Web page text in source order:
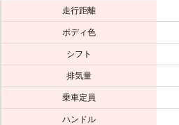
走行距離
ボディ色
シフト
排気量
乗車定員
ハンドル